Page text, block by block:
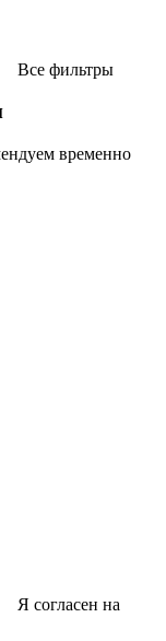
Все фильтры
временно
Я согласен на